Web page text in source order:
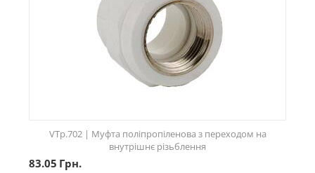
VTp.702 | Муфта поліпропіленова з переходом на
внутрішнє різьблення
83.05 Грн.